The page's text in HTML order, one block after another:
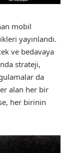
mobil
yayınlandı.
ve bedavaya
strateji,
da
alan her bir
her birinin